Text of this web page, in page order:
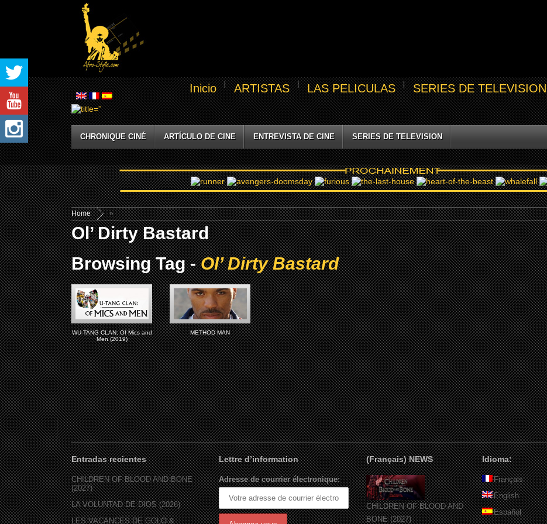
Inicio ARTISTAS LAS PELICULAS SERIES DE TELEVISION
CHRONIQUE CINÉ ARTÍCULO DE CINE ENTREVISTA DE CINE SERIES DE TELEVISION
Home »
Ol’ Dirty Bastard
Browsing Tag -Ol’ Dirty Bastard
WU-TANG CLAN: Of Mics and
Men (2019)
METHOD MAN
Entradas recientes
CHILDREN OF BLOOD AND BONE
(2027)
LA VOLUNTAD DE DIOS (2026)
LES VACANCES DE GOLO &
Lettre d’information
Adresse de courrier électronique:
(Français) NEWS
CHILDREN OF BLOOD AND
BONE (2027)
Idioma:
Français
English
Español